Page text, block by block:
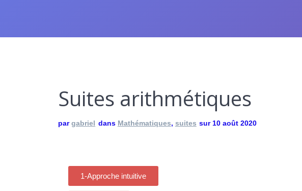
Suites arithmétiques
pargabriel dans Mathématiques, suites sur 10 août 2020
1-Approche intuitive